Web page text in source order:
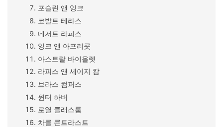
포슬린 앤 잉크
코발트 테라스
데저트 라피스
잉크 앤 아프리콧
아스트랄 바이올렛
라피스 앤 세이지 캄
브라스 컴퍼스
윈터 하버
로열 클래스룸
차콜 콘트라스트